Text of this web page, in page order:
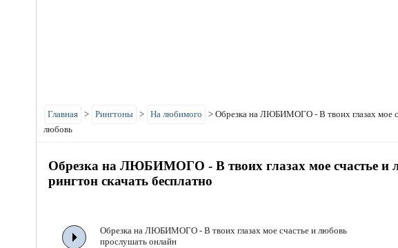
Главная > Рингтоны > На любимого > Обрезка на ЛЮБИМОГО - В твоих глазах мое
любовь
Обрезка на ЛЮБИМОГО - В твоих глазах мое счастье и
рингтон скачать бесплатно
Обрезка на ЛЮБИМОГО - В твоих глазах мое счастье и любовь
прослушать онлайн